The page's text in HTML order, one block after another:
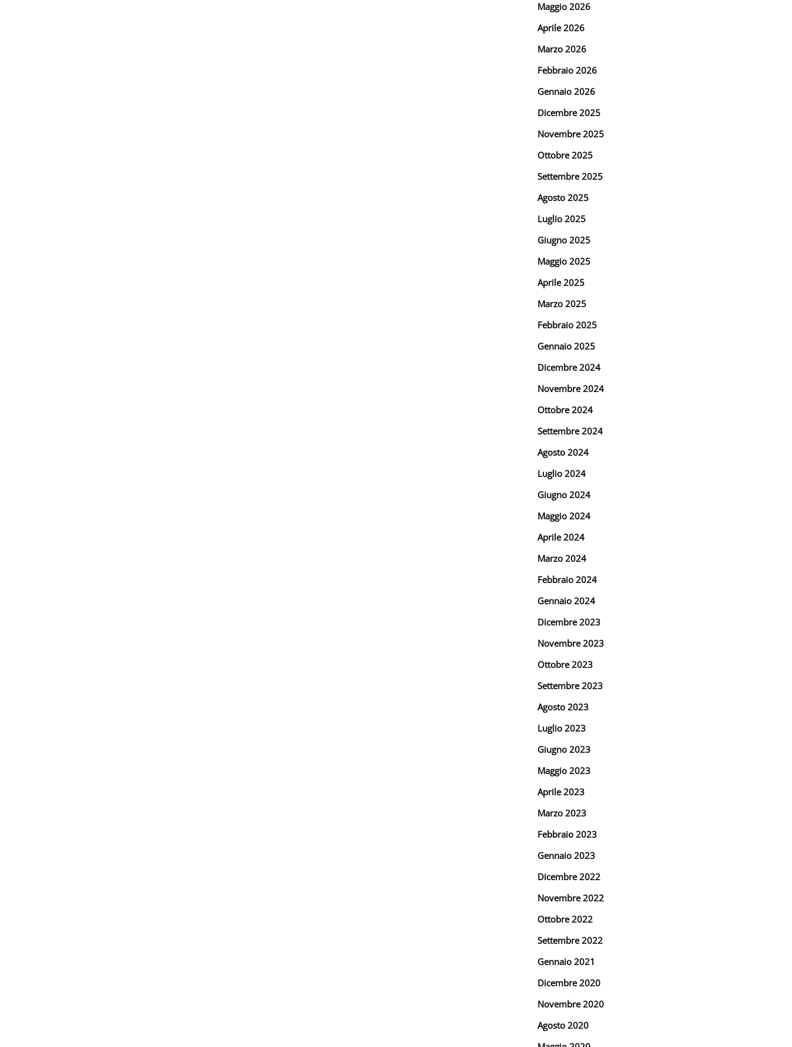
Maggio 2026
Aprile 2026
Marzo 2026
Febbraio 2026
Gennaio 2026
Dicembre 2025
Novembre 2025
Ottobre 2025
Settembre 2025
Agosto 2025
Luglio 2025
Giugno 2025
Maggio 2025
Aprile 2025
Marzo 2025
Febbraio 2025
Gennaio 2025
Dicembre 2024
Novembre 2024
Ottobre 2024
Settembre 2024
Agosto 2024
Luglio 2024
Giugno 2024
Maggio 2024
Aprile 2024
Marzo 2024
Febbraio 2024
Gennaio 2024
Dicembre 2023
Novembre 2023
Ottobre 2023
Settembre 2023
Agosto 2023
Luglio 2023
Giugno 2023
Maggio 2023
Aprile 2023
Marzo 2023
Febbraio 2023
Gennaio 2023
Dicembre 2022
Novembre 2022
Ottobre 2022
Settembre 2022
Gennaio 2021
Dicembre 2020
Novembre 2020
Agosto 2020